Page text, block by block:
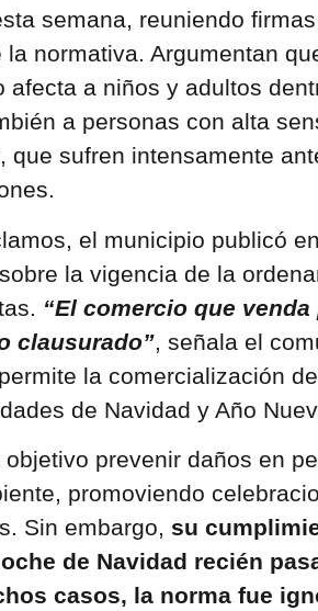
semana, reuniendo
normativa. Argumentan
afecta a niños y adultos
a personas con alta
que sufren intensamente
el municipio publicó
la vigencia de la
“El comercio que
clausurado”, señala el
la comercialización
de Navidad y Año
prevenir daños en
promoviendo
Sin embargo, su
de Navidad recién
casos, la norma fue